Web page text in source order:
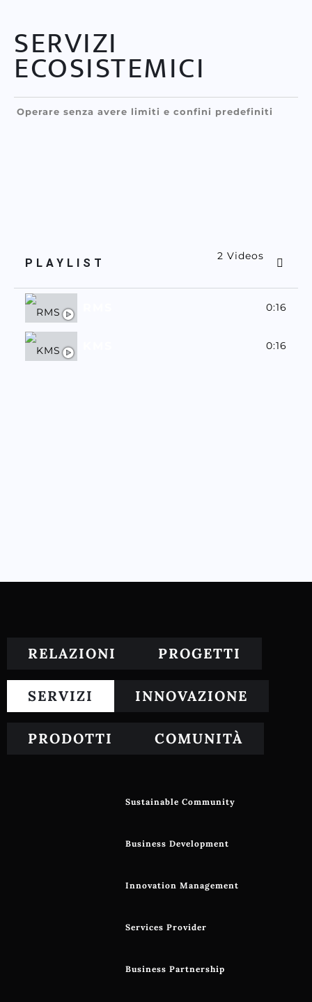
SERVIZI
ECOSISTEMICI
Operare senza avere limiti e confini predefiniti
PLAYLIST
2 Videos
0:16
0:16
RELAZIONI PROGETTI
SERVIZI INNOVAZIONE
PRODOTTI COMUNITÀ
Sustainable Community
Business Development
Innovation Management
Services Provider
Business Partnership